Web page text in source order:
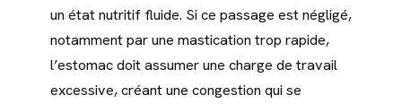
un état nutritif fluide. Si ce passage est négligé,
notamment par une mastication trop rapide,
l’estomac doit assumer une charge de travail
excessive, créant une congestion qui se